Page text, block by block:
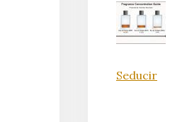
Seducir